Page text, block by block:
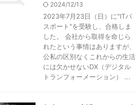
2024/12/13
2023年7月23日（日）に"ITパ
スポート"を受験し、合格しま
した。 会社から取得を命じら
れたという事情はありますが、
公私の区別なくこれからの生活
には欠かせないDX（デジタル
トランフォーメーション） ...